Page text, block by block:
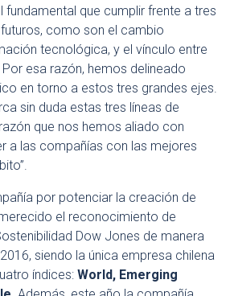
fundamental que cumplir frente a tres
como son el cambio
tecnológica, y el vínculo entre
esa razón, hemos delineado
en torno a estos tres grandes ejes.
sin duda estas tres líneas de
que nos hemos aliado con
a las compañías con las mejores
por potenciar la creación de
el reconocimiento de
Dow Jones de manera
siendo la única empresa chilena
índices: World, Emerging